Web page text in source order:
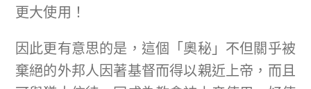
更大使用！
因此更有意思的是，這個「奧秘」不但關乎被
棄絕的外邦人因著基督而得以親近上帝，而且